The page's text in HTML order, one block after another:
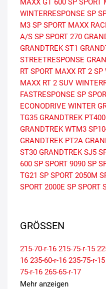
MAXX GT 600 SP SPORT
WINTERRESPONSE SP
M3 SP SPORT MAXX
A/S SP SPORT 270
GRANDTREK ST1
STREETRESPONSE
RT SPORT MAXX RT 2 SP
MAXX RT 2 SUV
FASTRESPONSE SP
ECONODRIVE WINTER
TG35 GRANDTREK
GRANDTREK WTM3
GRANDTREK PT2A
ST30 GRANDTREK SJ5
600 SP SPORT 9090 SP
TG21 SP SPORT 2050M
SPORT 2000E SP SPORT
GRÖSSEN
215-70-r-16 215-75-r-15
16 235-60-r-16 235-75-r-15
75-r-16 265-65-r-17
Mehr anzeigen